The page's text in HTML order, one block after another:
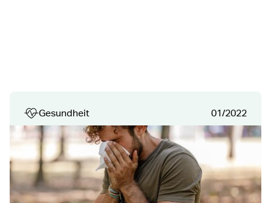
Gesundheit 01/2022